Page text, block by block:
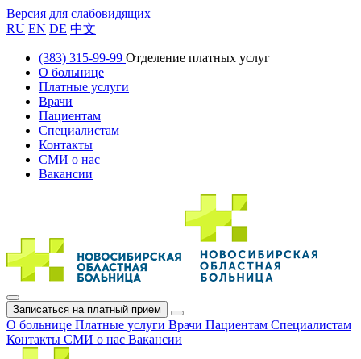
Версия для слабовидящих
RU EN DE 中文
(383) 315-99-99 Отделение платных услуг
О больнице
Платные услуги
Врачи
Пациентам
Специалистам
Контакты
СМИ о нас
Вакансии
Записаться на платный прием
О больнице Платные услуги Врачи Пациентам Специалистам
Контакты СМИ о нас Вакансии